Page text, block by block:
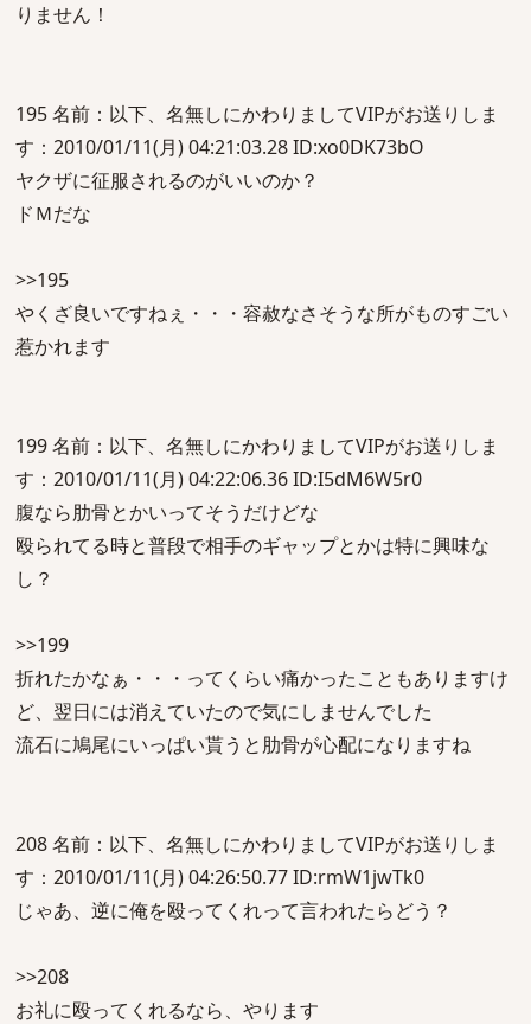
りません！
195 名前：以下、名無しにかわりましてVIPがお送りしま
す：2010/01/11(月) 04:21:03.28 ID:xo0DK73bO
ヤクザに征服されるのがいいのか？
ドＭだな
>>195
やくざ良いですねぇ・・・容赦なさそうな所がものすごい
惹かれます
199 名前：以下、名無しにかわりましてVIPがお送りしま
す：2010/01/11(月) 04:22:06.36 ID:I5dM6W5r0
腹なら肋骨とかいってそうだけどな
殴られてる時と普段で相手のギャップとかは特に興味な
し？
>>199
折れたかなぁ・・・ってくらい痛かったこともありますけ
ど、翌日には消えていたので気にしませんでした
流石に鳩尾にいっぱい貰うと肋骨が心配になりますね
208 名前：以下、名無しにかわりましてVIPがお送りしま
す：2010/01/11(月) 04:26:50.77 ID:rmW1jwTk0
じゃあ、逆に俺を殴ってくれって言われたらどう？
>>208
お礼に殴ってくれるなら、やります